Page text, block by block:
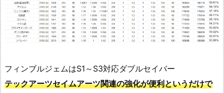
フィンブルジェムはS1～S3対応ダブルセイバー
テックアーツセイムアーツ関連の強化が便利というだけで